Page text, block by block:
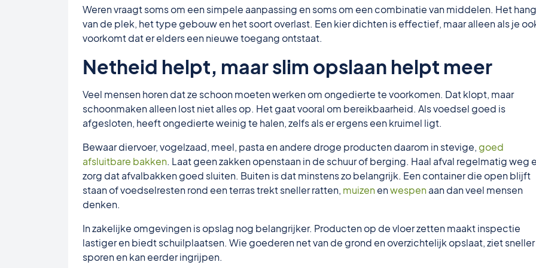
Weren vraagt soms om een simpele aanpassing en soms om een combinatie van middelen. Het
van de plek, het type gebouw en het soort overlast. Een kier dichten is effectief, maar alleen als je
voorkomt dat er elders een nieuwe toegang ontstaat.
Netheid helpt, maar slim opslaan helpt meer
Veel mensen horen dat ze schoon moeten werken om ongedierte te voorkomen. Dat klopt, maar
schoonmaken alleen lost niet alles op. Het gaat vooral om bereikbaarheid. Als voedsel goed is
afgesloten, heeft ongedierte weinig te halen, zelfs als er ergens een kruimel ligt.
Bewaar diervoer, vogelzaad, meel, pasta en andere droge producten daarom in stevige, goed
afsluitbare bakken. Laat geen zakken openstaan in de schuur of berging. Haal afval regelmatig weg
zorg dat afvalbakken goed sluiten. Buiten is dat minstens zo belangrijk. Een container die open blijft
staan of voedselresten rond een terras trekt sneller ratten, muizenenwespenaan dan veel mensen
denken.
In zakelijke omgevingen is opslag nog belangrijker. Producten op de vloer zetten maakt inspectie
lastiger en biedt schuilplaatsen. Wie goederen net van de grond en overzichtelijk opslaat, ziet sneller
sporen en kan eerder ingrijpen.